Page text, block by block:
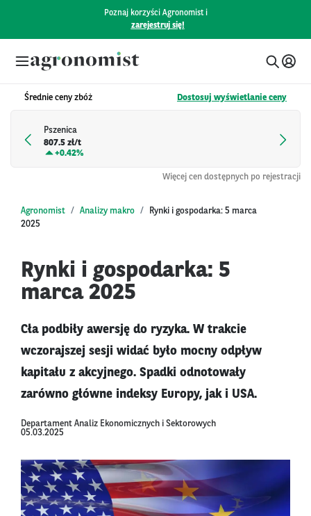
Poznaj korzyści Agronomist i
zarejestruj się!
Średnie ceny zbóż Dostosuj wyświetlanie ceny
Pszenica
807.5 zł/t
+0.42%
Więcej cen dostępnych po rejestracji
Agronomist Analizy makro
Rynki i gospodarka: 5 marca
2025
Rynki i gospodarka: 5
marca 2025
Cła podbiły awersję do ryzyka. W trakcie
wczorajszej sesji widać było mocny odpływ
kapitału z akcyjnego. Spadki odnotowały
zarówno główne indeksy Europy, jak i USA.
Departament Analiz Ekonomicznych i Sektorowych
05.03.2025